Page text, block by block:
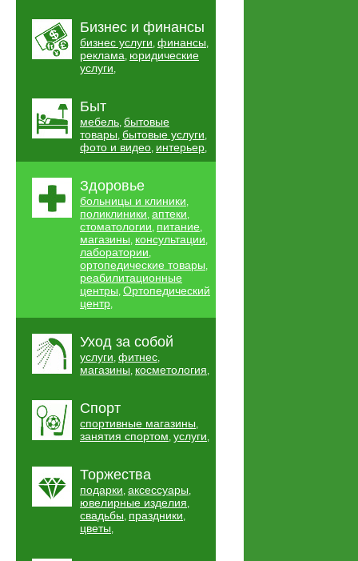
Бизнес и финансы
бизнес услуги, финансы,
реклама, юридические
услуги,
Быт
мебель, бытовые
товары, бытовые услуги,
фото и видео, интерьер,
Здоровье
больницы и клиники,
поликлиники, аптеки,
стоматологии, питание,
магазины, консультации,
лаборатории,
ортопедические товары,
реабилитационные
центры, Ортопедический
центр,
Уход за собой
услуги, фитнес,
магазины, косметология,
Спорт
спортивные магазины,
занятия спортом, услуги,
Торжества
подарки, аксессуары,
ювелирные изделия,
свадьбы, праздники,
цветы,